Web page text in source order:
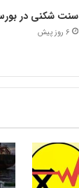
سنت شکنی در
6 روز پیش